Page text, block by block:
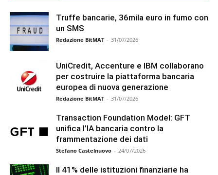
Truffe bancarie, 36mila euro in fumo con
un SMS
Redazione BitMAT - 31/07/2026
UniCredit, Accenture e IBM collaborano
per costruire la piattaforma bancaria
europea di nuova generazione
Redazione BitMAT - 31/07/2026
Transaction Foundation Model: GFT
unifica l’IA bancaria contro la
frammentazione dei dati
Stefano Castelnuovo - 24/07/2026
Il 41% delle istituzioni finanziarie ha